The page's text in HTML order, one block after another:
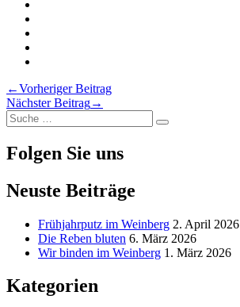
Pinterest
auf
Xing
Austrieb
via
Email
zweite
Austrieb
Beitragsnavigation
←Vorheriger Beitrag
Nächster Beitrag→
Suche
nach:
Suche
Folgen Sie uns
Neuste Beiträge
Frühjahrputz im Weinberg 2. April 2026
Die Reben bluten 6. März 2026
Wir binden im Weinberg 1. März 2026
Kategorien